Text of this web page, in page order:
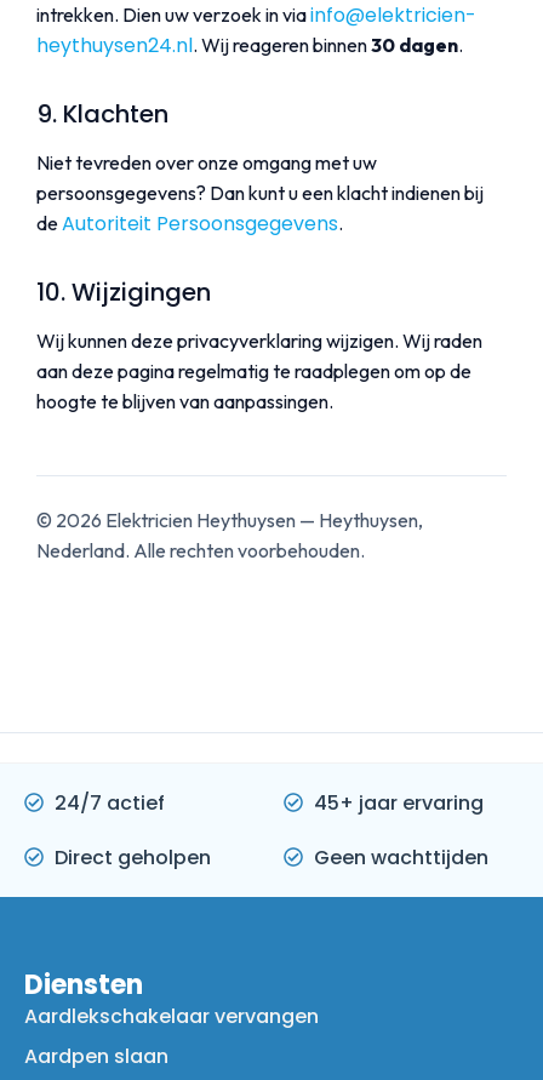
intrekken. Dien uw verzoek in viainfo@elektricien-
heythuysen24.nl. Wij reageren binnen30 dagen.
9. Klachten
Niet tevreden over onze omgang met uw
persoonsgegevens? Dan kunt u een klacht indienen bij
deAutoriteit Persoonsgegevens.
10. Wijzigingen
Wij kunnen deze privacyverklaring wijzigen. Wij raden
aan deze pagina regelmatig te raadplegen om op de
hoogte te blijven van aanpassingen.
© 2026 Elektricien Heythuysen — Heythuysen,
Nederland. Alle rechten voorbehouden.
24/7 actief
45+ jaar ervaring
Direct geholpen
Geen wachttijden
Diensten
Aardlekschakelaar vervangen
Aardpen slaan